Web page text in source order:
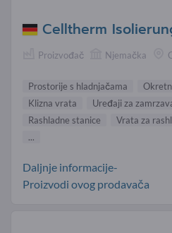
Celltherm
Proizvođač Njemačka
Prostorije s hladnjačama
Klizna vrata
Uređaji za
Rashladne stanice
Vrata za
...
Daljnje informacije-
Proizvodi ovog prodavača